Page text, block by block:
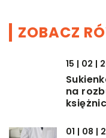
ZOBACZ
15 | 02 |
na
01 | 08 |